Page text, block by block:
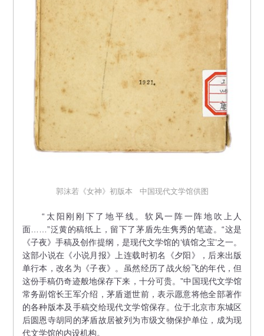
郭沫若《女神》初版本 中国现代文学馆供图
“太阳刚刚下了地平线。软风一阵一阵地吹上人
面……”泛黄的稿纸上，留下了茅盾先生隽秀的笔迹。“这是
《子夜》手稿及创作提纲，是现代文学馆的‘镇馆之宝’之一。
这部小说在《小说月报》上连载时初名《夕阳》，后来出版
单行本，改名为《子夜》。虽然经历了战火纷飞的年代，但
这份手稿仍奇迹般地保存下来，十分可贵。”中国现代文学馆
常务副馆长王军介绍，茅盾逝世前，表示愿意将他全部著作
的各种版本及手稿交给现代文学馆保存。位于北京市东城区
后圆恩寺胡同的茅盾故居被列为市级文物保护单位，成为现
代文学馆的内设机构。